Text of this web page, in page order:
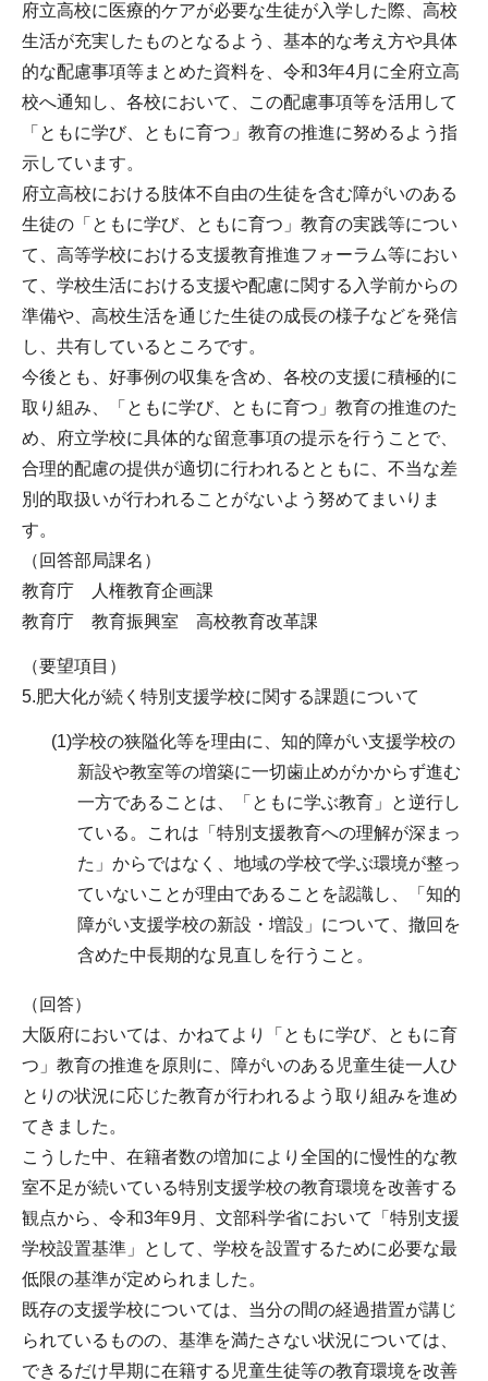
府立高校に医療的ケアが必要な生徒が入学した際、高校
生活が充実したものとなるよう、基本的な考え方や具体
的な配慮事項等まとめた資料を、令和3年4月に全府立高
校へ通知し、各校において、この配慮事項等を活用して
「ともに学び、ともに育つ」教育の推進に努めるよう指
示しています。
府立高校における肢体不自由の生徒を含む障がいのある
生徒の「ともに学び、ともに育つ」教育の実践等につい
て、高等学校における支援教育推進フォーラム等におい
て、学校生活における支援や配慮に関する入学前からの
準備や、高校生活を通じた生徒の成長の様子などを発信
し、共有しているところです。
今後とも、好事例の収集を含め、各校の支援に積極的に
取り組み、「ともに学び、ともに育つ」教育の推進のた
め、府立学校に具体的な留意事項の提示を行うことで、
合理的配慮の提供が適切に行われるとともに、不当な差
別的取扱いが行われることがないよう努めてまいりま
す。
（回答部局課名）
教育庁 人権教育企画課
教育庁 教育振興室 高校教育改革課
（要望項目）
5.肥大化が続く特別支援学校に関する課題について
(1)学校の狭隘化等を理由に、知的障がい支援学校の
新設や教室等の増築に一切歯止めがかからず進む
一方であることは、「ともに学ぶ教育」と逆行し
ている。これは「特別支援教育への理解が深まっ
た」からではなく、地域の学校で学ぶ環境が整っ
ていないことが理由であることを認識し、「知的
障がい支援学校の新設・増設」について、撤回を
含めた中長期的な見直しを行うこと。
（回答）
大阪府においては、かねてより「ともに学び、ともに育
つ」教育の推進を原則に、障がいのある児童生徒一人ひ
とりの状況に応じた教育が行われるよう取り組みを進め
てきました。
こうした中、在籍者数の増加により全国的に慢性的な教
室不足が続いている特別支援学校の教育環境を改善する
観点から、令和3年9月、文部科学省において「特別支援
学校設置基準」として、学校を設置するために必要な最
低限の基準が定められました。
既存の支援学校については、当分の間の経過措置が講じ
られているものの、基準を満たさない状況については、
できるだけ早期に在籍する児童生徒等の教育環境を改善